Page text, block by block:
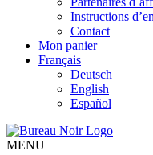
Instructions
Contact
Mon panier
Français
Deutsch
English
Español
MENU